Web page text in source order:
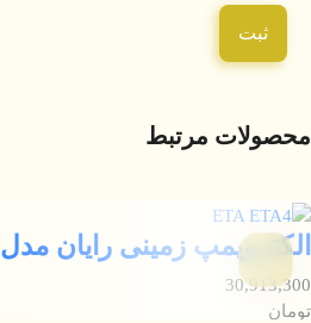
محصولات مرتبط
الکتروپمپ زمینی رایان مدل ETA4 40-160 A
30,913,300
تومان